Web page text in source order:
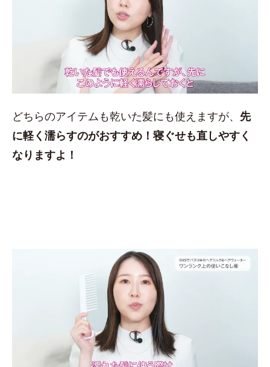
どちらのアイテムも乾いた髪にも使えますが、 先
に軽く濡らすのがおすすめ！寝ぐせも直しやすく
なりますよ！